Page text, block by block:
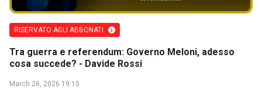
RISERVATO AGLI ABBONATI
Tra guerra e referendum: Governo Meloni, adesso
cosa succede? - Davide Rossi
March 26, 2026 19:15